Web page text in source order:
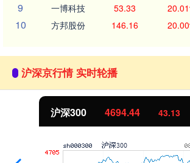
9 一博科技 53.33
10 方邦股份 146.16
沪深京行情 实时轮播
北证50 1134.24